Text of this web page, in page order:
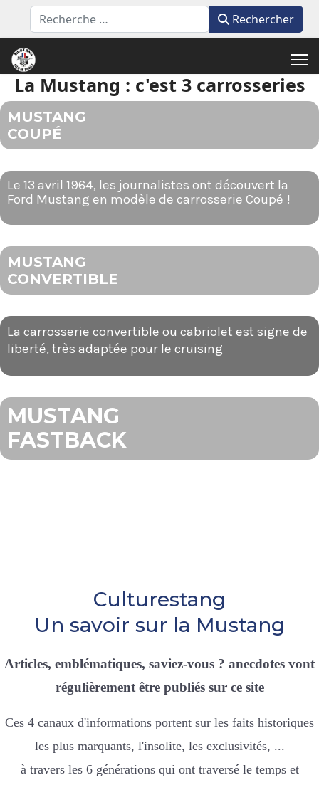
Rechercher Rechercher
La Mustang : c'est 3 carrosseries
MUSTANG
COUPÉ
Le 13 avril 1964, les journalistes ont découvert la
Ford Mustang en modèle de carrosserie Coupé !
MUSTANG
CONVERTIBLE
La carrosserie convertible ou cabriolet est signe de
liberté, très adaptée pour le cruising
MUSTANG
FASTBACK
Culturestang
Un savoir sur la Mustang
Articles, emblématiques, saviez-vous ? anecdotes vont
régulièrement être publiés sur ce site
Ces 4 canaux d'informations portent sur les faits historiques
les plus marquants, l'insolite, les exclusivités, ...
à travers les 6 générations qui ont traversé le temps et